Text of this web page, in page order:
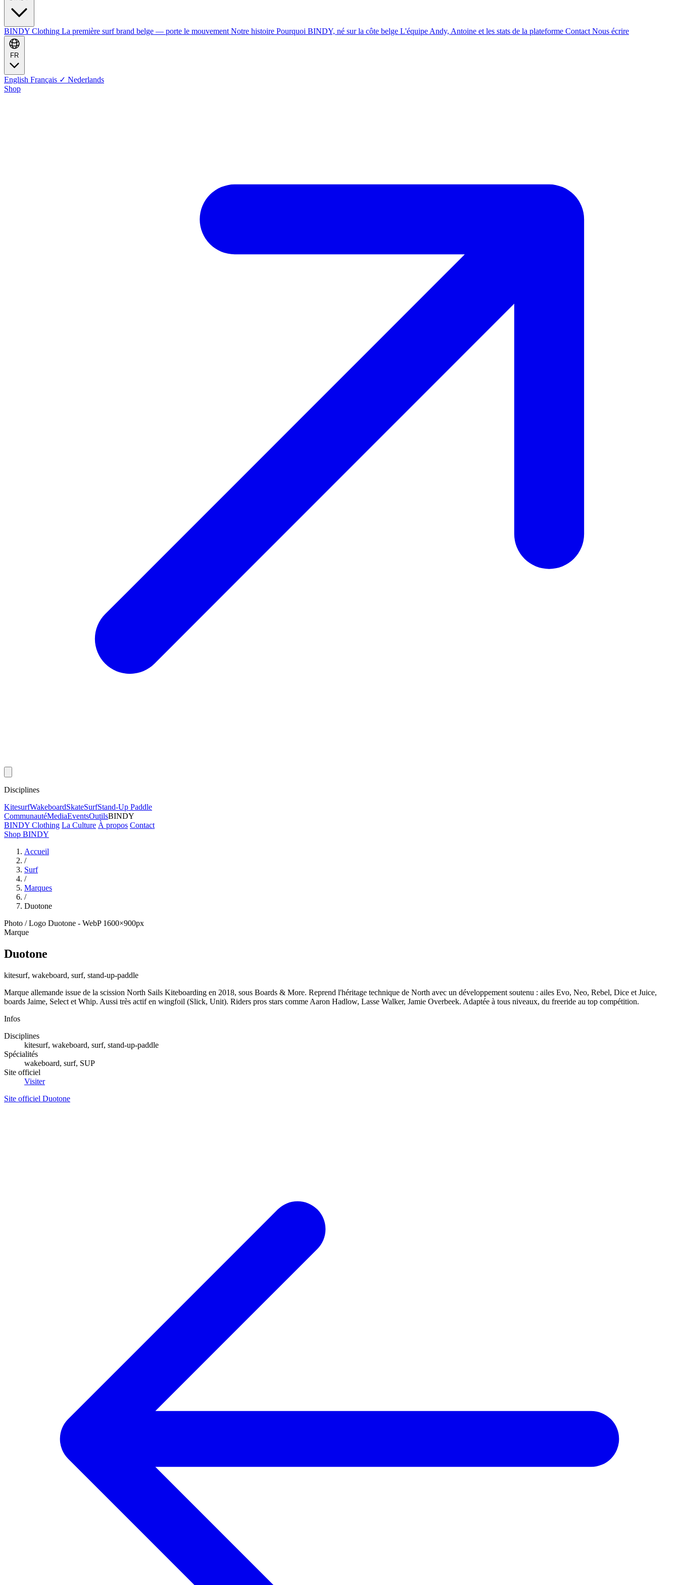
BINDY Clothing La première surf brand belge — porte le mouvement Notre histoire Pourquoi BINDY, né sur la côte belge L'équipe Andy, Antoine et les stats de la plateforme Contact Nous écrire
English Français ✓ Nederlands
Shop
Disciplines
KitesurfWakeboardSkateSurfStand-Up Paddle
CommunautéMediaEventsOutilsBINDY
BINDY Clothing La Culture À propos Contact
Shop BINDY
Accueil
/
Surf
/
Marques
/
Duotone
Photo / Logo Duotone - WebP 1600×900px
Marque
Duotone
kitesurf, wakeboard, surf, stand-up-paddle
Marque allemande issue de la scission North Sails Kiteboarding en 2018, sous Boards & More. Reprend l'héritage technique de North avec un développement soutenu : ailes Evo, Neo, Rebel, Dice et Juice,
boards Jaime, Select et Whip. Aussi très actif en wingfoil (Slick, Unit). Riders pros stars comme Aaron Hadlow, Lasse Walker, Jamie Overbeek. Adaptée à tous niveaux, du freeride au top compétition.
Infos
Disciplines
kitesurf, wakeboard, surf, stand-up-paddle
Spécialités
wakeboard, surf, SUP
Site officiel
Visiter
Site officiel Duotone